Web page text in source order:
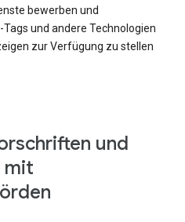
bewerben und
und andere Technologien
zur Verfügung zu stellen
und
mit